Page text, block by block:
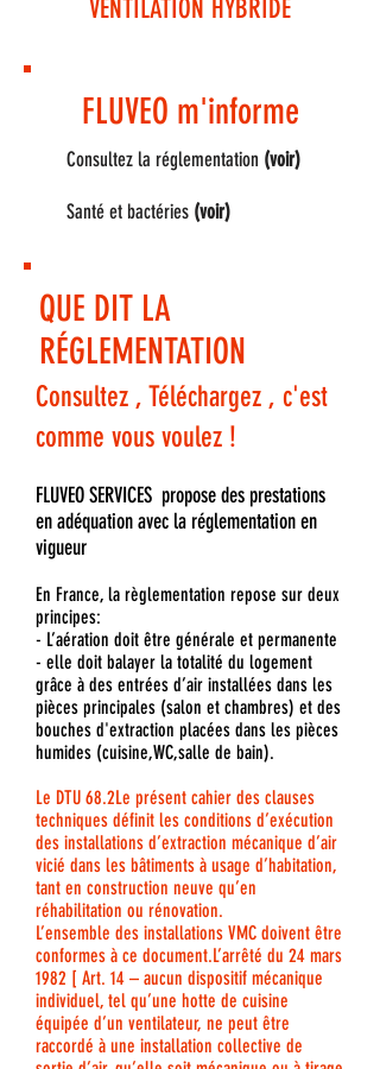
VENTILATION HYBRIDE
FLUVEO m'informe
Consultez la réglementation (voir)
Santé et bactéries (voir)
QUE DIT LA
RÉGLEMENTATION
Consultez , Téléchargez , c'est
comme vous voulez !
FLUVEO SERVICES propose des prestations
en adéquation avec la réglementation en
vigueur
En France, la règlementation repose sur deux
principes:
- L’aération doit être générale et permanente
- elle doit balayer la totalité du logement
grâce à des entrées d’air installées dans les
pièces principales (salon et chambres) et des
bouches d'extraction placées dans les pièces
humides (cuisine,WC,salle de bain).
Le DTU 68.2Le présent cahier des clauses
techniques définit les conditions d’exécution
des installations d’extraction mécanique d’air
vicié dans les bâtiments à usage d’habitation,
tant en construction neuve qu’en
réhabilitation ou rénovation.
L’ensemble des installations VMC doivent être
conformes à ce document.L’arrêté du 24 mars
1982 [ Art. 14 – aucun dispositif mécanique
individuel, tel qu’une hotte de cuisine
équipée d’un ventilateur, ne peut être
raccordé à une installation collective de